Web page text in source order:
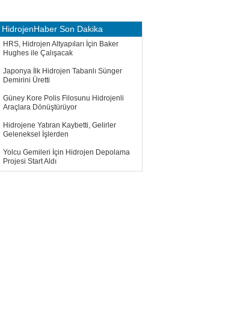
HidrojenHaber Son Dakika
HRS, Hidrojen Altyapıları İçin Baker
Hughes ile Çalışacak
Japonya İlk Hidrojen Tabanlı Sünger
Demirini Üretti
Güney Kore Polis Filosunu Hidrojenli
Araçlara Dönüştürüyor
Hidrojene Yatıran Kaybetti, Gelirler
Geleneksel İşlerden
Yolcu Gemileri İçin Hidrojen Depolama
Projesi Start Aldı